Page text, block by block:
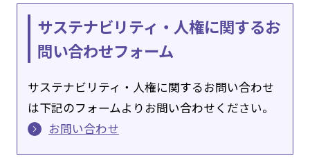
サステナビリティ・人権に関するお
問い合わせフォーム
サステナビリティ・人権に関するお問い合わせ
は下記のフォームよりお問い合わせください。
お問い合わせ